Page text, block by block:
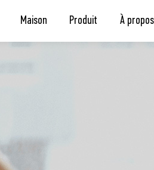
Maison Produit À